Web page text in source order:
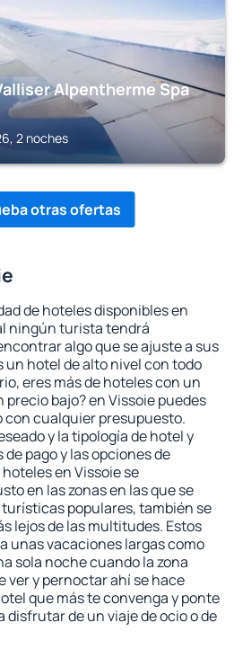
Alpentherme Spa
2 noches
otras ofertas
de hoteles disponibles en
ningún turista tendrá
algo que se ajuste a sus
un hotel de alto nivel con todo
eres más de hoteles con un
bajo? en Vissoie puedes
cualquier presupuesto.
y la tipología de hotel y
pago y las opciones de
en Vissoie se
en las zonas en las que se
populares, también se
lejos de las multitudes. Estos
unas vacaciones largas como
sola noche cuando la zona
ver y pernoctar ahí se hace
que más te convenga y ponte
disfrutar de un viaje de ocio o de